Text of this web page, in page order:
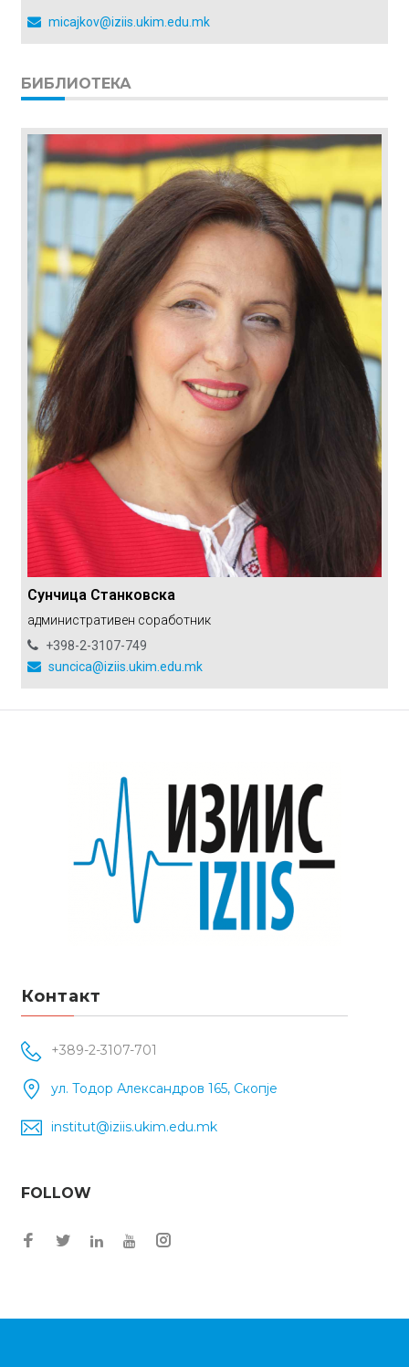
micajkov@iziis.ukim.edu.mk
БИБЛИОТЕКА
Сунчица Станковска
административен соработник
+398-2-3107-749
suncica@iziis.ukim.edu.mk
Контакт
+389-2-3107-701
ул. Тодор Александров 165, Скопје
institut@iziis.ukim.edu.mk
FOLLOW